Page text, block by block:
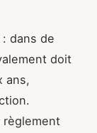
dans de
doit
ans,
règlement